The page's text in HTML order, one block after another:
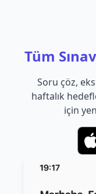
Tüm
Soru çöz,
haftalık
için